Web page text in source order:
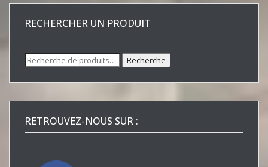
RECHERCHER UN PRODUIT
Recherche
pour :
Recherche
RETROUVEZ-NOUS SUR :